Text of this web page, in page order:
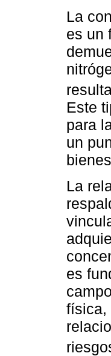
La
es un
Este
para
un
La
es
física,